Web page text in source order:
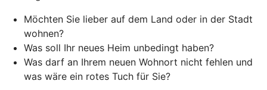
Möchten Sie lieber auf dem Land oder in der Stadt
wohnen?
Was soll Ihr neues Heim unbedingt haben?
Was darf an Ihrem neuen Wohnort nicht fehlen und
was wäre ein rotes Tuch für Sie?